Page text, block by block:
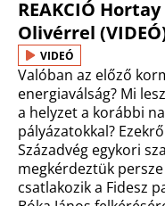
REAKCIÓ Hortay
Olivérrel
VIDEÓ
Valóban az előző
energiaválság? Mi
a helyzet a korábbi
pályázatokkal?
Századvég egykori
megkérdeztük
csatlakozik a Fidesz